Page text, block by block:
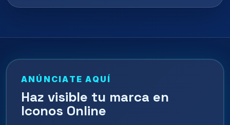
ANÚNCIATE AQUÍ
Haz visible tu marca en
Iconos Online